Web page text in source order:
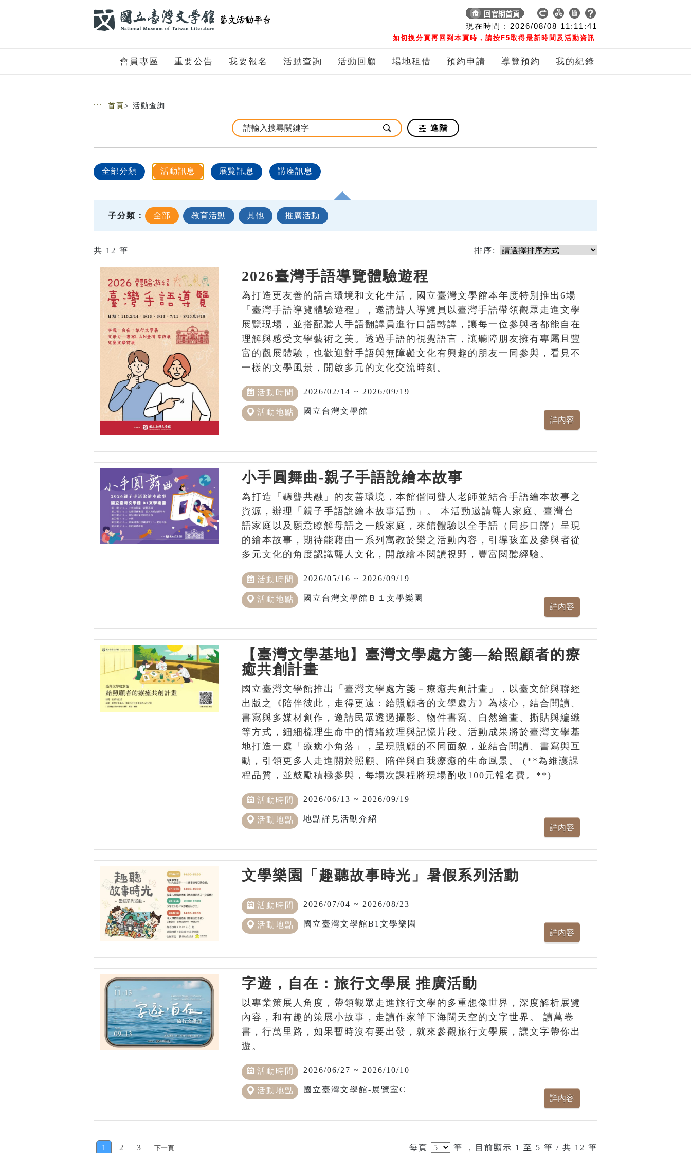
現在時間 : 2026/08/08 11:11:42
如切換分頁再回到本頁時，請按F5取得最新時間及活動資訊
會員專區 重要公告 我要報名 活動查詢 活動回顧 場地租借 預約申請 導覽預約 我的紀錄
::: 首頁 > 活動查詢
進階
全部分類 活動訊息 展覽訊息 講座訊息
子分類： 全部 教育活動 其他 推廣活動
共 12 筆 排序:
2026臺灣手語導覽體驗遊程
為打造更友善的語言環境和文化生活，國立臺灣文學館本年度特別推出6場
「臺灣手語導覽體驗遊程」，邀請聾人導覽員以臺灣手語帶領觀眾走進文學
展覽現場，並搭配聽人手語翻譯員進行口語轉譯，讓每一位參與者都能自在
理解與感受文學藝術之美。透過手語的視覺語言，讓聽障朋友擁有專屬且豐
富的觀展體驗，也歡迎對手語與無障礙文化有興趣的朋友一同參與，看見不
一樣的文學風景，開啟多元的文化交流時刻。
活動時間 2026/02/14 ~ 2026/09/19
活動地點 國立台灣文學館
小手圓舞曲-親子手語說繪本故事
為打造「聽聾共融」的友善環境，本館偕同聾人老師並結合手語繪本故事之
資源，辦理「親子手語說繪本故事活動」。 本活動邀請聾人家庭、臺灣台
語家庭以及願意瞭解母語之一般家庭，來館體驗以全手語（同步口譯）呈現
的繪本故事，期待能藉由一系列寓教於樂之活動內容，引導孩童及參與者從
多元文化的角度認識聾人文化，開啟繪本閱讀視野，豐富閱聽經驗。
活動時間 2026/05/16 ~ 2026/09/19
活動地點 國立台灣文學館Ｂ１文學樂園
【臺灣文學基地】臺灣文學處方箋—給照顧者的療
癒共創計畫
國立臺灣文學館推出「臺灣文學處方箋－療癒共創計畫」，以臺文館與聯經
出版之《陪伴彼此，走得更遠：給照顧者的文學處方》為核心，結合閱讀、
書寫與多媒材創作，邀請民眾透過攝影、物件書寫、自然繪畫、撕貼與編織
等方式，細細梳理生命中的情緒紋理與記憶片段。活動成果將於臺灣文學基
地打造一處「療癒小角落」，呈現照顧的不同面貌，並結合閱讀、書寫與互
動，引領更多人走進關於照顧、陪伴與自我療癒的生命風景。 (**為維護課
程品質，並鼓勵積極參與，每場次課程將現場酌收100元報名費。**)
活動時間 2026/06/13 ~ 2026/09/19
活動地點 地點詳見活動介紹
文學樂園「趣聽故事時光」暑假系列活動
活動時間 2026/07/04 ~ 2026/08/23
活動地點 國立臺灣文學館B1文學樂園
字遊，自在：旅行文學展 推廣活動
以專業策展人角度，帶領觀眾走進旅行文學的多重想像世界，深度解析展覽
內容，和有趣的策展小故事，走讀作家筆下海闊天空的文字世界。 讀萬卷
書，行萬里路，如果暫時沒有要出發，就來參觀旅行文學展，讓文字帶你出
遊。
活動時間 2026/06/27 ~ 2026/10/10
活動地點 國立臺灣文學館-展覽室C
1 2 3 下一頁 每頁 筆 ，目前顯示 1 至 5 筆 / 共 12 筆